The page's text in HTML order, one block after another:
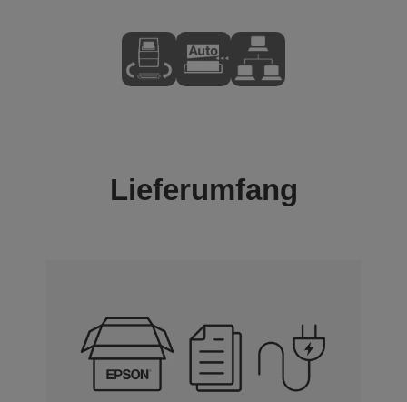
Lieferumfang